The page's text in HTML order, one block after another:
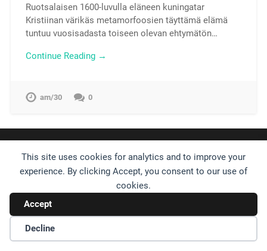
This site uses cookies for analytics and to improve your
experience. By clicking Accept, you consent to our use of
cookies.
Accept
Decline
Ruotsalaisen 1600-luvulla eläneen kuningatar
Kristiinan värikäs metamorfoosien täyttämä elämä
tuntuu vuosisadasta toiseen olevan ehtymätön…
Continue Reading →
am/30 0